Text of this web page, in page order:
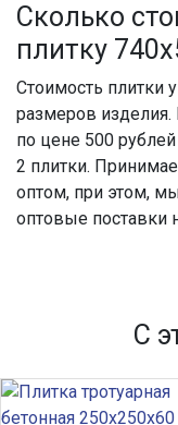
Сколько
плитку
Стоимость плитки
размеров
по цене 500
2 плитки.
оптом, при этом,
оптовые поставки
С